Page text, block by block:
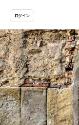
ログイン